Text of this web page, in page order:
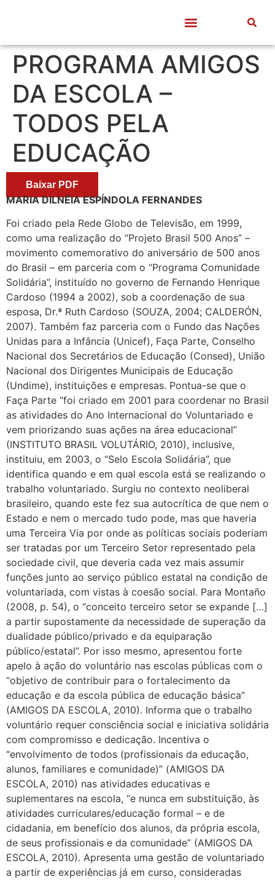
PROGRAMA AMIGOS
DA ESCOLA –
TODOS PELA
EDUCAÇÃO
Baixar PDF
MARIA DILNÉIA ESPÍNDOLA FERNANDES
Foi criado pela Rede Globo de Televisão, em 1999,
como uma realização do “Projeto Brasil 500 Anos” –
movimento comemorativo do aniversário de 500 anos
do Brasil – em parceria com o “Programa Comunidade
Solidária”, instituído no governo de Fernando Henrique
Cardoso (1994 a 2002), sob a coordenação de sua
esposa, Dr.ª Ruth Cardoso (SOUZA, 2004; CALDERÓN,
2007). Também faz parceria com o Fundo das Nações
Unidas para a Infância (Unicef), Faça Parte, Conselho
Nacional dos Secretários de Educação (Consed), União
Nacional dos Dirigentes Municipais de Educação
(Undime), instituições e empresas. Pontua-se que o
Faça Parte “foi criado em 2001 para coordenar no Brasil
as atividades do Ano Internacional do Voluntariado e
vem priorizando suas ações na área educacional”
(INSTITUTO BRASIL VOLUTÁRIO, 2010), inclusive,
instituiu, em 2003, o “Selo Escola Solidária”, que
identifica quando e em qual escola está se realizando o
trabalho voluntariado. Surgiu no contexto neoliberal
brasileiro, quando este fez sua autocrítica de que nem o
Estado e nem o mercado tudo pode, mas que haveria
uma Terceira Via por onde as políticas sociais poderiam
ser tratadas por um Terceiro Setor representado pela
sociedade civil, que deveria cada vez mais assumir
funções junto ao serviço público estatal na condição de
voluntariada, com vistas à coesão social. Para Montaño
(2008, p. 54), o “conceito terceiro setor se expande […]
a partir supostamente da necessidade de superação da
dualidade público/privado e da equiparação
público/estatal”. Por isso mesmo, apresentou forte
apelo à ação do voluntário nas escolas públicas com o
“objetivo de contribuir para o fortalecimento da
educação e da escola pública de educação básica”
(AMIGOS DA ESCOLA, 2010). Informa que o trabalho
voluntário requer consciência social e iniciativa solidária
com compromisso e dedicação. Incentiva o
“envolvimento de todos (profissionais da educação,
alunos, familiares e comunidade)” (AMIGOS DA
ESCOLA, 2010) nas atividades educativas e
suplementares na escola, “e nunca em substituição, às
atividades curriculares/educação formal – e de
cidadania, em benefício dos alunos, da própria escola,
de seus profissionais e da comunidade” (AMIGOS DA
ESCOLA, 2010). Apresenta uma gestão de voluntariado
a partir de experiências já em curso, consideradas